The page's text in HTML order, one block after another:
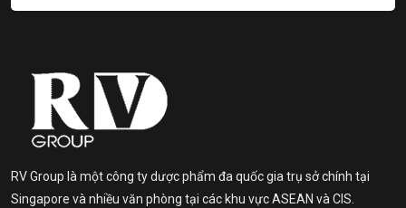
RV Group là một công ty dược phẩm đa quốc gia trụ sở chính tại
Singapore và nhiều văn phòng tại các khu vực ASEAN và CIS.